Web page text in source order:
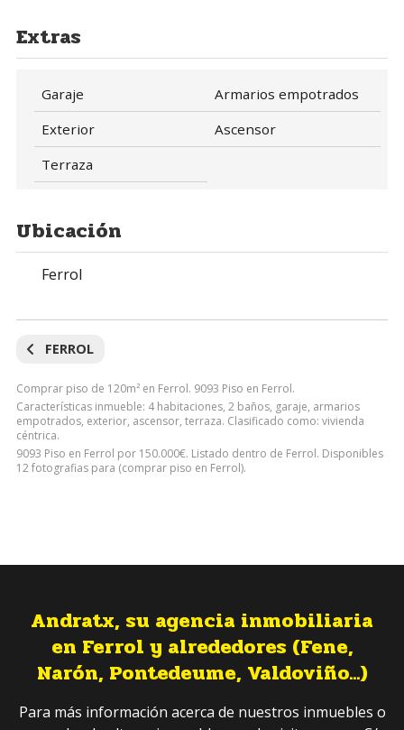
Extras
Garaje
Armarios empotrados
Exterior
Ascensor
Terraza
Ubicación
Ferrol
FERROL
Comprar piso de 120m² en Ferrol. 9093 Piso en Ferrol.
Características inmueble: 4 habitaciones, 2 baños, garaje, armarios
empotrados, exterior, ascensor, terraza. Clasificado como: vivienda
céntrica.
9093 Piso en Ferrol por 150.000€. Listado dentro de Ferrol. Disponibles
12 fotografias para (comprar piso en Ferrol).
Andratx, su agencia inmobiliaria
en Ferrol y alrededores (Fene,
Narón, Pontedeume, Valdoviño...)
Para más información acerca de nuestros inmuebles o